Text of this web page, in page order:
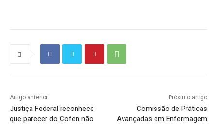
Artigo anterior
Justiça Federal reconhece
que parecer do Cofen não
Próximo artigo
Comissão de Práticas
Avançadas em Enfermagem